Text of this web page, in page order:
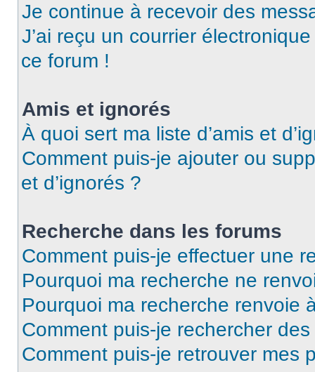
Je continue à recevoir des
J’ai reçu un courrier
ce forum !
Amis et ignorés
À quoi sert ma liste d’amis et
Comment puis-je ajouter ou
et d’ignorés ?
Recherche dans les forums
Comment puis-je effectuer une
Pourquoi ma recherche ne
Pourquoi ma recherche renvoie
Comment puis-je rechercher
Comment puis-je retrouver mes